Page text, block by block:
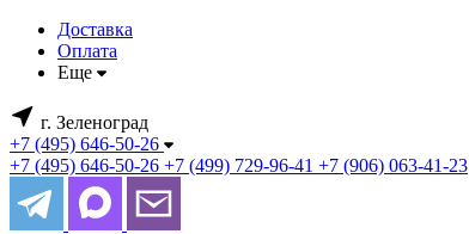
Доставка
Оплата
Еще
г. Зеленоград
+7 (495) 646-50-26
+7 (495) 646-50-26 +7 (499) 729-96-41 +7 (906) 063-41-23